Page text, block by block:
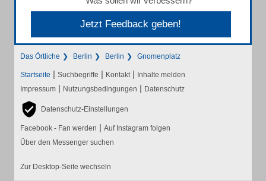
Jetzt Feedback geben!
Das Örtliche Berlin Berlin Gnomenplatz
Startseite | Suchbegriffe | Kontakt | Inhalte melden
Impressum | Nutzungsbedingungen | Datenschutz
Datenschutz-Einstellungen
Facebook - Fan werden | Auf Instagram folgen
Über den Messenger suchen
Zur Desktop-Seite wechseln